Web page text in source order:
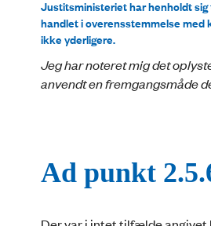
Justitsministeriet har henholdt
handlet i overensstemmelse med
ikke yderligere.
Jeg har noteret mig det
anvendt en fremgangsmåde
Ad punkt